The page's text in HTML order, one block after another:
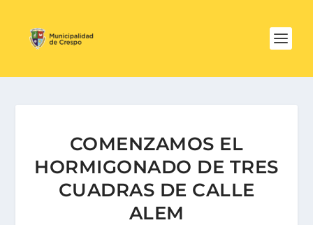
COMENZAMOS EL
HORMIGONADO DE TRES
CUADRAS DE CALLE
ALEM